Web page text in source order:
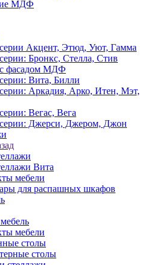
МДФ
Акцент, Этюд, Уют, Гамма
Бронкс, Стелла, Стив
фасадом МДФ
Вита, Билли
Аркадия, Арко, Итен, Мэт,
Вегас, Вега
Джерси, Джером, Джон
Вита
мебели
для распашных шкафов
мебели
столы
столы